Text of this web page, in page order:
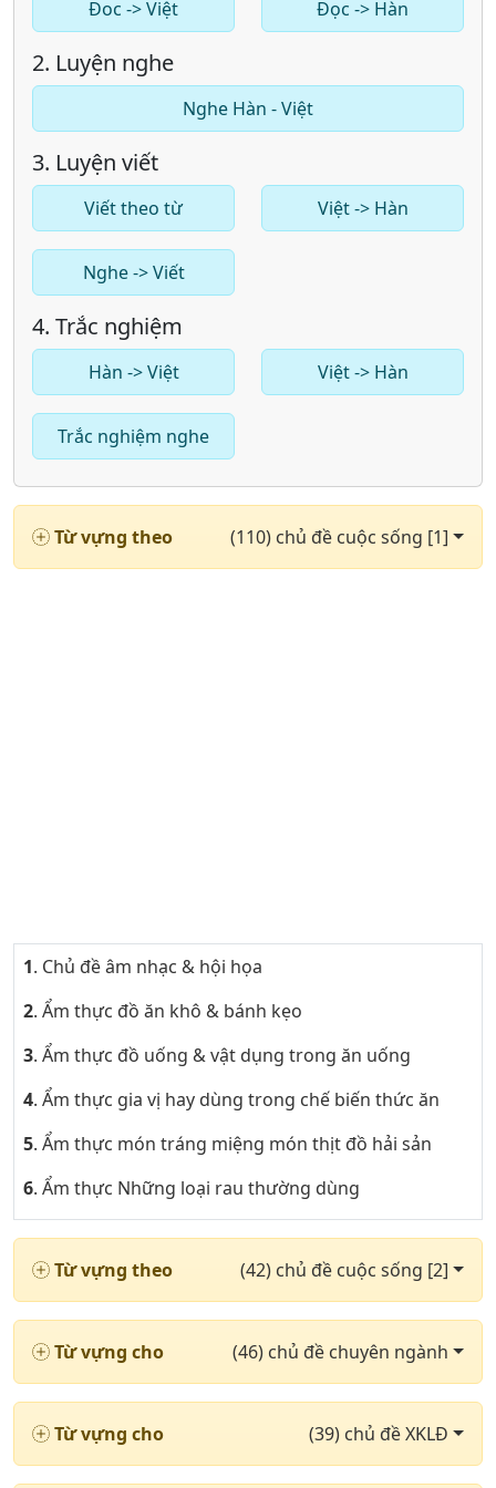
Đoc -> Việt Đọc -> Hàn
2. Luyện nghe
Nghe Hàn - Việt
3. Luyện viết
Viết theo từ Việt -> Hàn
Nghe -> Viết
4. Trắc nghiệm
Hàn -> Việt Việt -> Hàn
Trắc nghiệm nghe
Từ vựng theo (110) chủ đề cuộc sống [1]
1. Chủ đề âm nhạc & hội họa
2. Ẩm thực đồ ăn khô & bánh kẹo
3. Ẩm thực đồ uống & vật dụng trong ăn uống
4. Ẩm thực gia vị hay dùng trong chế biến thức ăn
5. Ẩm thực món tráng miệng món thịt đồ hải sản
6. Ẩm thực Những loại rau thường dùng
7. Khoa trong bệnh viện & các loại thuốc phần 1
8. Khoa trong bệnh viện & các loại thuốc phần 2
9. Những cặp từ trái nghĩa nhau phần 1
10. Những cặp từ trái nghĩa nhau phần 2
11. Chủ đề thị trường chứng khoán
Từ vựng theo (42) chủ đề cuộc sống [2]
Từ vựng cho (46) chủ đề chuyên ngành
Từ vựng cho (39) chủ đề XKLĐ